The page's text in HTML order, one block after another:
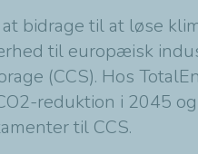
bidrage til at løse
til europæisk
(CCS). Hos
reduktion i 2045
til CCS.